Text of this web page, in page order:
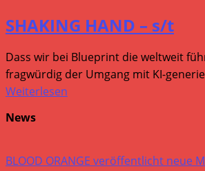
SHAKING HAND – s/t
Dass wir bei Blueprint die weltweit
fragwürdig der Umgang mit KI-
Weiterlesen
News
BLOOD ORANGE veröffentlicht neue